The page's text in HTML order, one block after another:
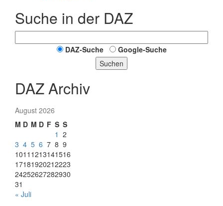
Suche in der DAZ
DAZ-Suche
Google-Suche
Suchen
DAZ Archiv
August 2026
M D M D F S S
1 2
3 4 5 6 7 8 9
1011 1213141516
17181920212223
24252627282930
31
« Juli